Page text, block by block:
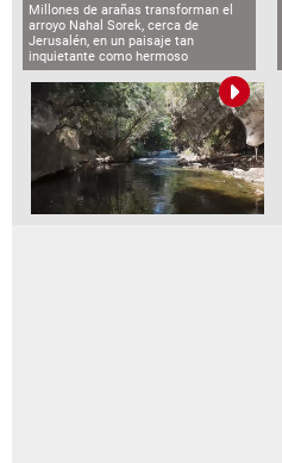
Millones de arañas transforman el
arroyo Nahal Sorek, cerca de
Jerusalén, en un paisaje tan
inquietante como hermoso